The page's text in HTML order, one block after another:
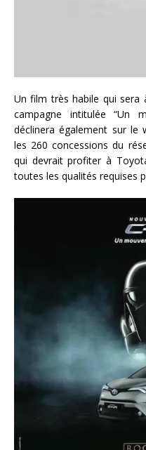
Un film très habile qui sera
campagne intitulée “Un
déclinera également sur le
les 260 concessions du
qui devrait profiter à
toutes les qualités requises